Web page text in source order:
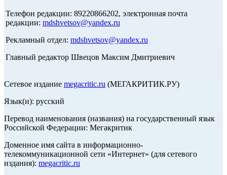
Телефон редакции: 89220866202, электронная почта
редакции: mdshvetsov@yandex.ru
Рекламный отдел: mdshvetsov@yandex.ru
Главный редактор Швецов Максим Дмитриевич
Сетевое издание megacritic.ru (МЕГАКРИТИК.РУ)
Язык(и): русский
Перевод наименования (названия) на государственный язык
Российской Федерации: Мегакритик
Доменное имя сайта в информационно-
телекоммуникационной сети «Интернет» (для сетевого
издания): megacritic.ru